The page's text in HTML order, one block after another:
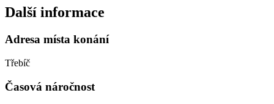
Další informace
Adresa místa konání
Třebíč
Časová náročnost